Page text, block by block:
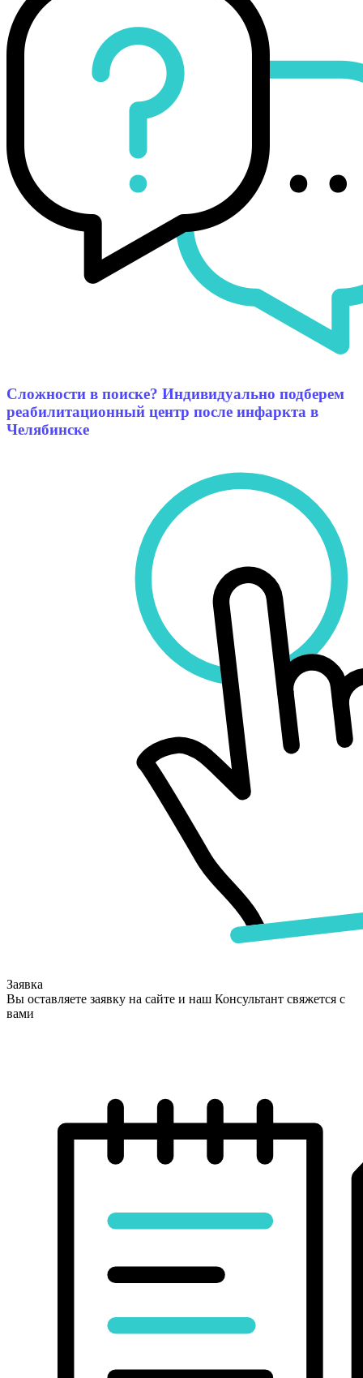
Сложности в поиске? Индивидуально подберем
реабилитационный центр после инфаркта в
Челябинске
Заявка
Вы оставляете заявку на сайте и наш Консультант свяжется с
вами